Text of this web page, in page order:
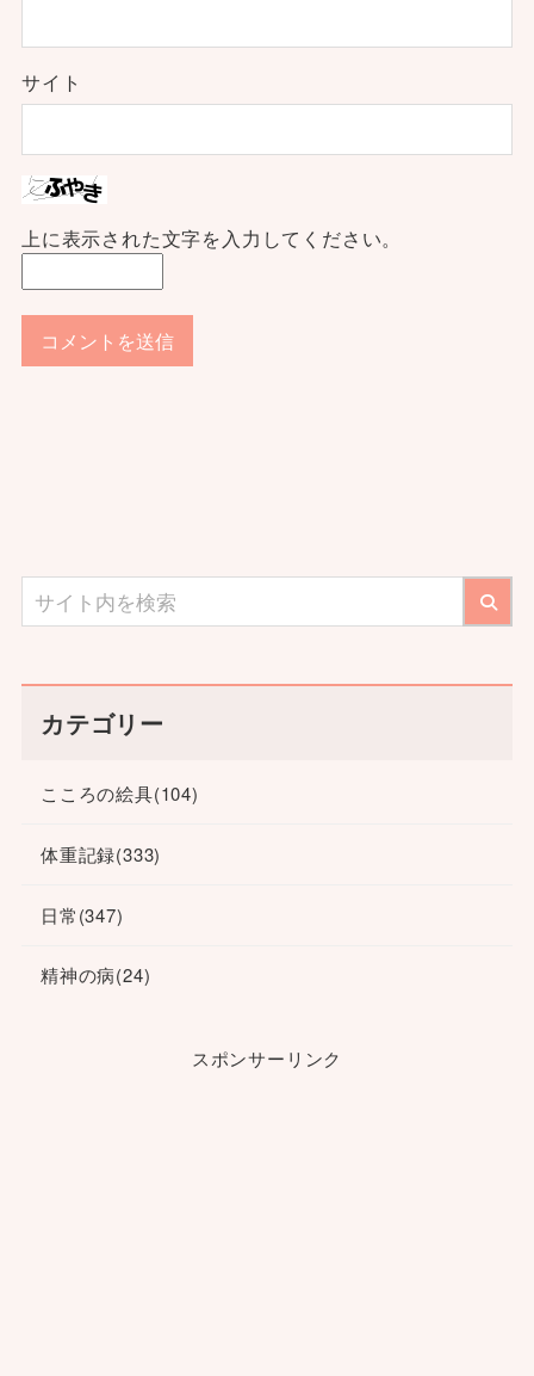
サイト
上に表示された文字を入力してください。
カテゴリー
こころの絵具(104)
体重記録(333)
日常(347)
精神の病(24)
スポンサーリンク